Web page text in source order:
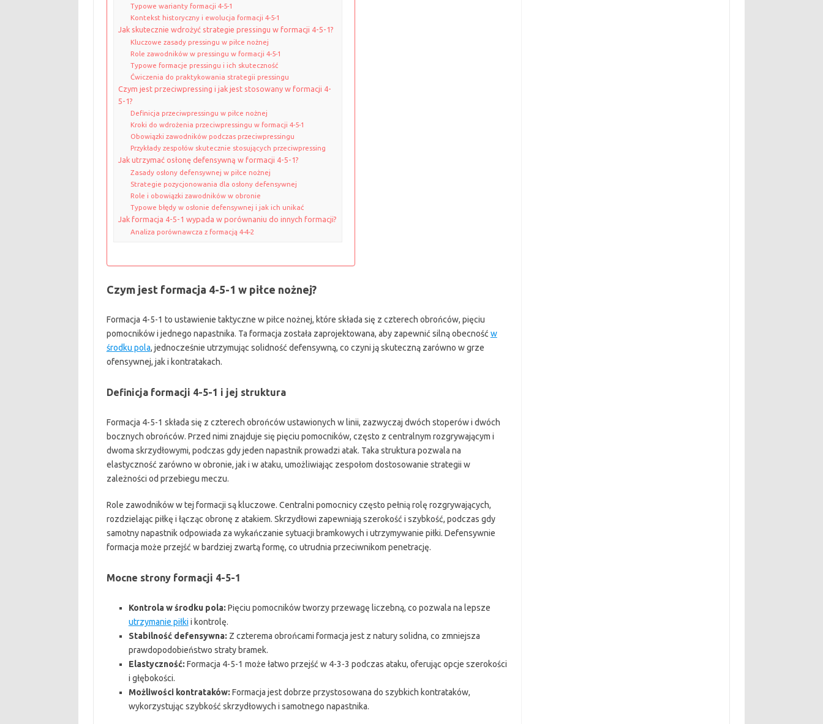
Typowe warianty formacji 4-5-1
Kontekst historyczny i ewolucja formacji 4-5-1
Jak skutecznie wdrożyć strategie pressingu w formacji 4-5-1?
Kluczowe zasady pressingu w piłce nożnej
Role zawodników w pressingu w formacji 4-5-1
Typowe formacje pressingu i ich skuteczność
Ćwiczenia do praktykowania strategii pressingu
Czym jest przeciwpressing i jak jest stosowany w formacji 4-
5-1?
Definicja przeciwpressingu w piłce nożnej
Kroki do wdrożenia przeciwpressingu w formacji 4-5-1
Obowiązki zawodników podczas przeciwpressingu
Przykłady zespołów skutecznie stosujących przeciwpressing
Jak utrzymać osłonę defensywną w formacji 4-5-1?
Zasady osłony defensywnej w piłce nożnej
Strategie pozycjonowania dla osłony defensywnej
Role i obowiązki zawodników w obronie
Typowe błędy w osłonie defensywnej i jak ich unikać
Jak formacja 4-5-1 wypada w porównaniu do innych formacji?
Analiza porównawcza z formacją 4-4-2
Czym jest formacja 4-5-1 w piłce nożnej?
Formacja 4-5-1 to ustawienie taktyczne w piłce nożnej, które składa się z czterech obrońców, pięciu
pomocników i jednego napastnika. Ta formacja została zaprojektowana, aby zapewnić silną obecnośćw
środku pola, jednocześnie utrzymując solidność defensywną, co czyni ją skuteczną zarówno w grze
ofensywnej, jak i kontratakach.
Definicja formacji 4-5-1 i jej struktura
Formacja 4-5-1 składa się z czterech obrońców ustawionych w linii, zazwyczaj dwóch stoperów i dwóch
bocznych obrońców. Przed nimi znajduje się pięciu pomocników, często z centralnym rozgrywającym i
dwoma skrzydłowymi, podczas gdy jeden napastnik prowadzi atak. Taka struktura pozwala na
elastyczność zarówno w obronie, jak i w ataku, umożliwiając zespołom dostosowanie strategii w
zależności od przebiegu meczu.
Role zawodników w tej formacji są kluczowe. Centralni pomocnicy często pełnią rolę rozgrywających,
rozdzielając piłkę i łącząc obronę z atakiem. Skrzydłowi zapewniają szerokość i szybkość, podczas gdy
samotny napastnik odpowiada za wykańczanie sytuacji bramkowych i utrzymywanie piłki. Defensywnie
formacja może przejść w bardziej zwartą formę, co utrudnia przeciwnikom penetrację.
Mocne strony formacji 4-5-1
Kontrola w środku pola: Pięciu pomocników tworzy przewagę liczebną, co pozwala na lepsze
utrzymanie piłki i kontrolę.
Stabilność defensywna: Z czterema obrońcami formacja jest z natury solidna, co zmniejsza
prawdopodobieństwo straty bramek.
Elastyczność: Formacja 4-5-1 może łatwo przejść w 4-3-3 podczas ataku, oferując opcje szerokości
i głębokości.
Możliwości kontrataków: Formacja jest dobrze przystosowana do szybkich kontrataków,
wykorzystując szybkość skrzydłowych i samotnego napastnika.